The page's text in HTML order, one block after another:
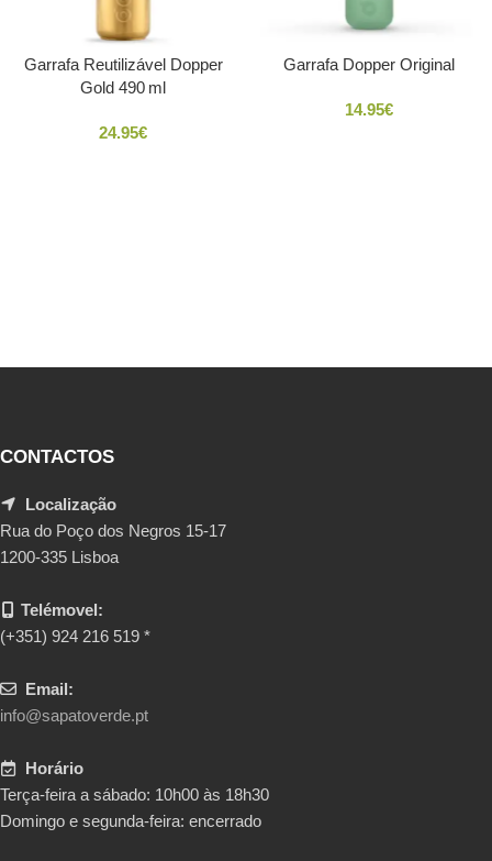
Garrafa Reutilizável Dopper
Gold 490 ml
24.95€
Garrafa Dopper Original
14.95€
CONTACTOS
Localização
Rua do Poço dos Negros 15-17
1200-335 Lisboa
Telémovel:
(+351) 924 216 519 *
Email:
info@sapatoverde.pt
Horário
Terça-feira a sábado: 10h00 às 18h30
Domingo e segunda-feira: encerrado